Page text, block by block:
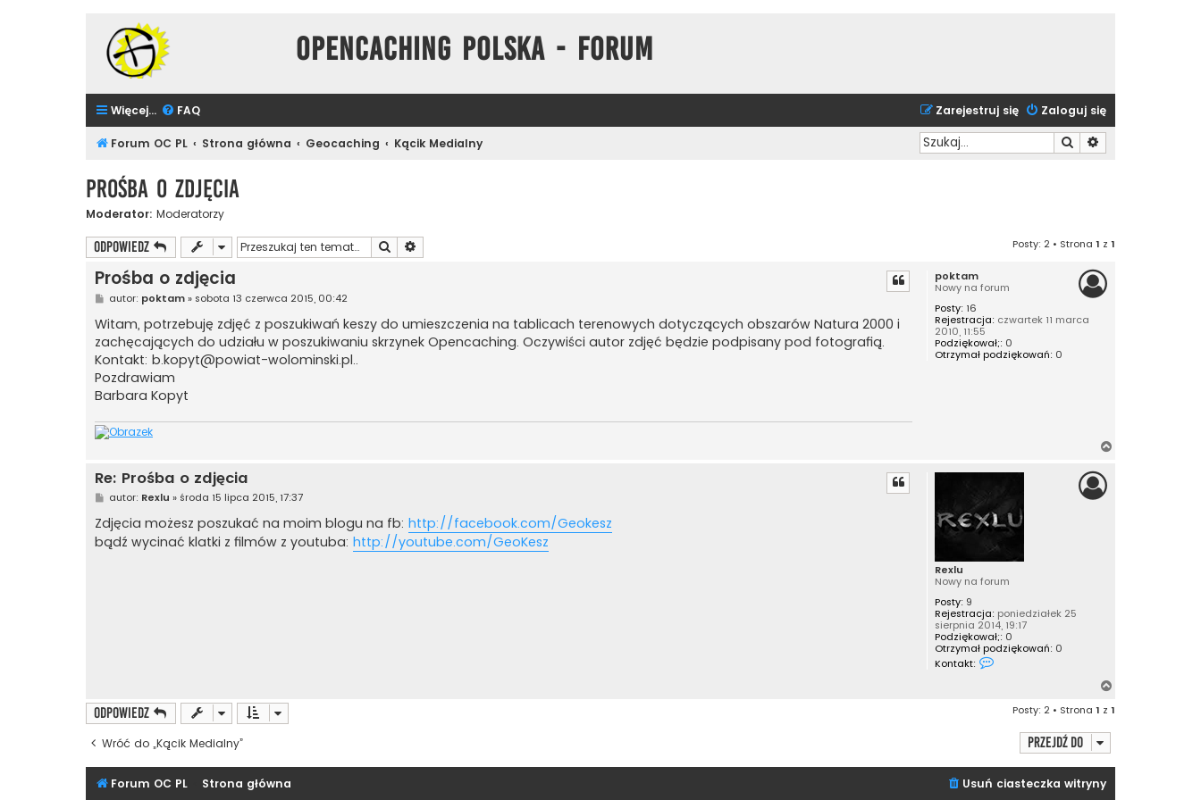
Opencaching Polska - Forum
Więcej… FAQ Zaloguj się
Zarejestruj się
Forum OC PL Strona główna Geocaching Kącik Medialny Szukaj
Prośba o zdjęcia
Moderator: Moderatorzy
ODPOWIEDZ Szukaj Posty: 2 • Strona 1 z 1
poktam
Nowy na forum
Posty: 16
Rejestracja: czwartek 11 marca
2010, 11:55
Podziękował;: 0
Otrzymał podziękowań: 0
Prośba o zdjęcia
P
s
t
autor: poktam» sobota 13 czerwca 2015, 00:42
Witam, potrzebuję zdjęć z poszukiwań keszy do umieszczenia na tablicach terenowych dotyczących obszarów Natura 2000 i
zachęcających do udziału w poszukiwaniu skrzynek Opencaching. Oczywiści autor zdjęć będzie podpisany pod fotografią.
Kontakt: b.kopyt@powiat-wolominski.pl..
Pozdrawiam
Barbara Kopyt
Rexlu
Nowy na forum
Posty: 9
Rejestracja: poniedziałek 25
sierpnia 2014, 19:17
Podziękował;: 0
Otrzymał podziękowań: 0
Kontakt:
j
i
Re: Prośba o zdjęcia
P
s
t
autor: Rexlu » środa 15 lipca 2015, 17:37
Zdjęcia możesz poszukać na moim blogu na fb: http://facebook.com/Geokesz
bądź wycinać klatki z filmów z youtuba: http://youtube.com/GeoKesz
ę
ODPOWIEDZ Posty: 2 • Strona 1 z 1
Wróć do „Kącik Medialny” Przejdź do
Forum OC PL Strona główna Usuń ciasteczka witryny